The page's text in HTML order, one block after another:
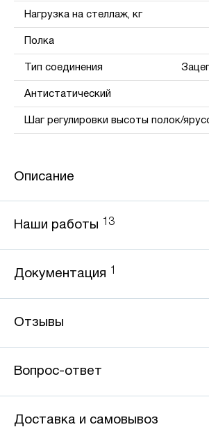
Нагрузка на стеллаж, кг
Полка
Тип соединения
Антистатический
Шаг регулировки высоты полок/
Описание
Наши работы 13
Документация 1
Отзывы
Вопрос-ответ
Доставка и самовывоз